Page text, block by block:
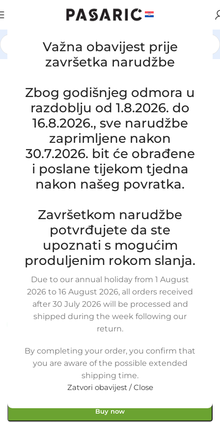
Važna obavijest prije
završetka narudžbe
Zbog godišnjeg odmora u
razdoblju od 1.8.2026. do
16.8.2026., sve narudžbe
zaprimljene nakon
30.7.2026. bit će obrađene
i poslane tijekom tjedna
nakon našeg povratka.
Završetkom narudžbe
potvrđujete da ste
upoznati s mogućim
produljenim rokom slanja.
Due to our annual holiday from 1 August
2026 to 16 August 2026, all orders received
after 30 July 2026 will be processed and
shipped during the week following our
return.
By completing your order, you confirm that
you are aware of the possible extended
shipping time.
Zatvori obavijest / Close
AUTOMOBILI / JEEP
Zamjensko crijevo od intercoolera do
usisne grane JEEP CHEROKEE /
LIBERTY, 2.5 / 2.8 CRD, 52079800AD,
52079800AA, 52079800AC
12-1-5/OB
Stanje:Novo |Garancija: 5 god jamstva
Dostupno uz narudžbu (isti ili sljedeći radni dan)
48,00€ex VAT
Dodaj u košaricu
Buy now